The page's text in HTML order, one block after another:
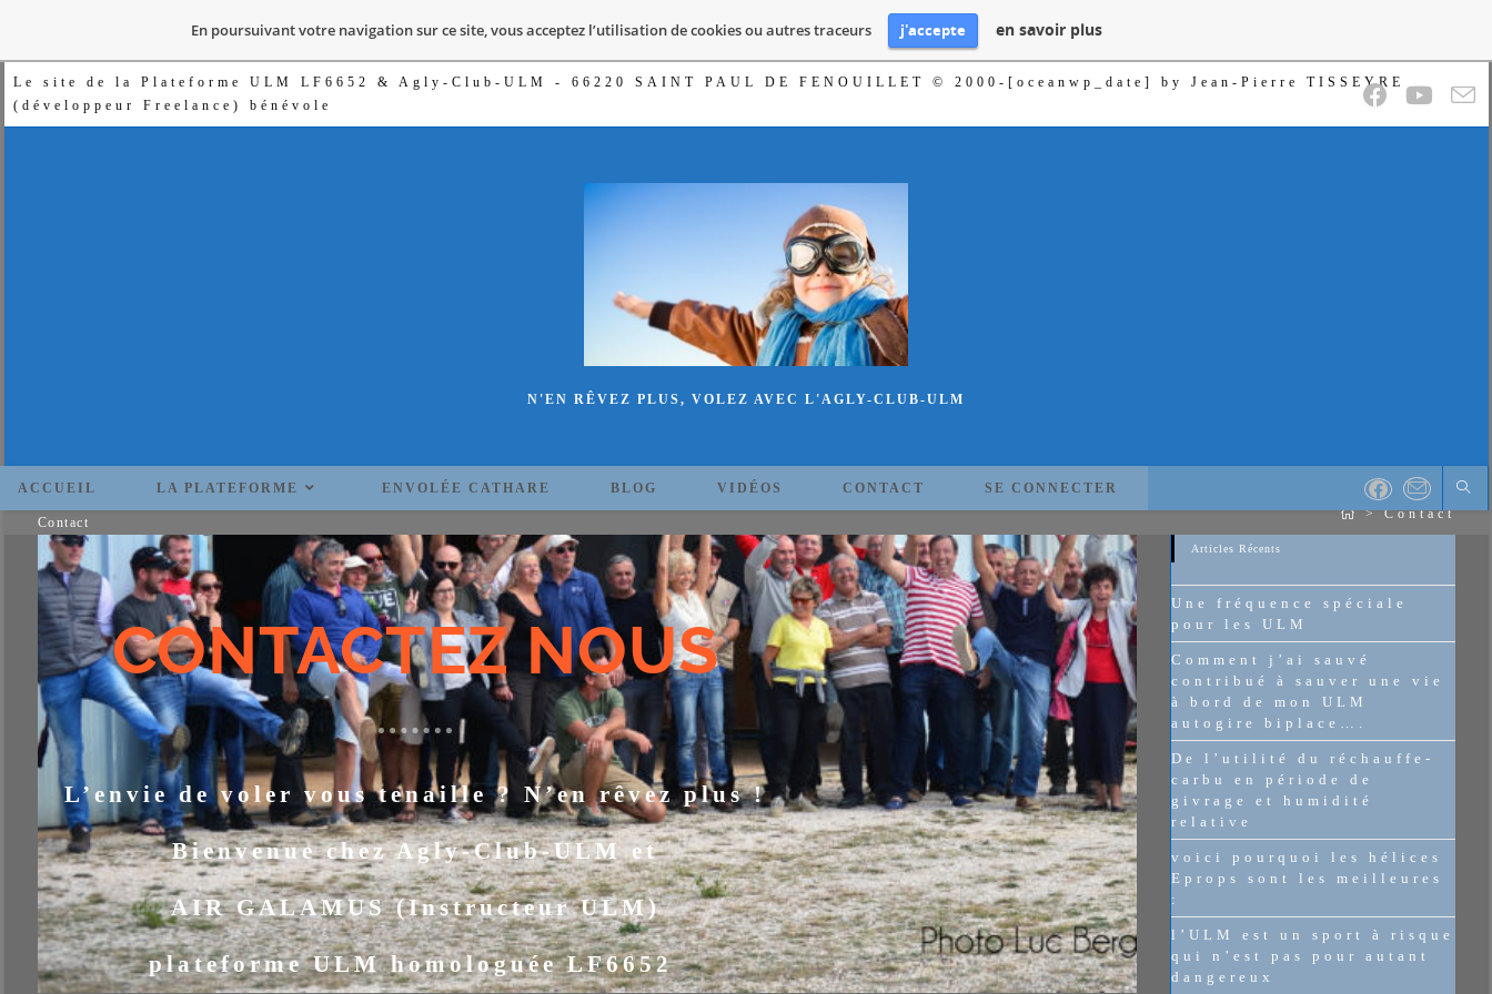
En poursuivant votre navigation sur ce site, vous acceptez l’utilisation de cookies ou autres traceurs j'accepte en savoir plus
Le site de la Plateforme ULM LF6652 & Agly-Club-ULM - 66220 SAINT PAUL DE FENOUILLET © 2000-[oceanwp_date] by Jean-Pierre TISSEYRE
(développeur Freelance) bénévole
N'EN RÊVEZ PLUS, VOLEZ AVEC L'AGLY-CLUB-ULM
ACCUEIL LA PLATEFORME ENVOLÉE CATHARE BLOG VIDÉOS CONTACT SE CONNECTER
Contact
> Contact
CONTACTEZ NOUS
L’envie de voler vous tenaille ? N’en rêvez plus !
Bienvenue chez Agly-Club-ULM et
AIR GALAMUS (Instructeur ULM)
plateforme ULM homologuée LF6652
Articles Récents
Une fréquence spéciale
pour les ULM
Comment j’ai sauvé
contribué à sauver une vie
à bord de mon ULM
autogire biplace….
De l’utilité du réchauffe-
carbu en période de
givrage et humidité
relative
voici pourquoi les hélices
Eprops sont les meilleures
:
l’ULM est un sport à risque
qui n’est pas pour autant
dangereux